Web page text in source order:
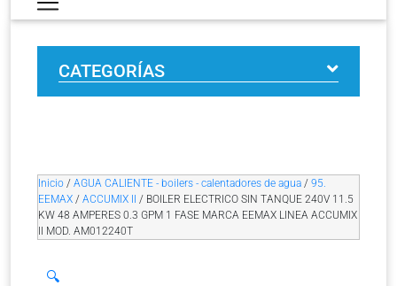
CATEGORÍAS
Inicio / AGUA CALIENTE - boilers - calentadores de agua / 95.
EEMAX / ACCUMIX II / BOILER ELECTRICO SIN TANQUE 240V 11.5
KW 48 AMPERES 0.3 GPM 1 FASE MARCA EEMAX LINEA ACCUMIX
II MOD. AM012240T
🔍